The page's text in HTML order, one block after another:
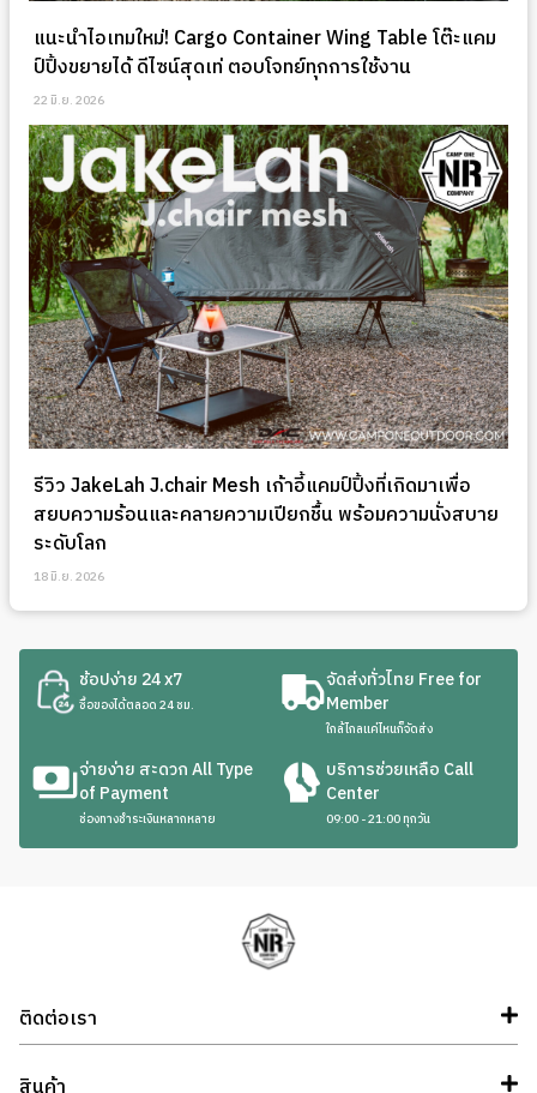
แนะนำไอเทมใหม่! Cargo Container Wing Table โต๊ะแคม
ป์ปิ้งขยายได้ ดีไซน์สุดเท่ ตอบโจทย์ทุกการใช้งาน
22 มิ.ย. 2026
รีวิว JakeLah J.chair Mesh เก้าอี้แคมป์ปิ้งที่เกิดมาเพื่อ
สยบความร้อนและคลายความเปียกชื้น พร้อมความนั่งสบาย
ระดับโลก
18 มิ.ย. 2026
ช้อปง่าย 24 x7
ซื้อของได้ตลอด 24 ชม.
จัดส่งทั่วไทย Free for
Member
ใกล้ไกลแค่ไหนก็จัดส่ง
จ่ายง่าย สะดวก All Type
of Payment
ช่องทางชำระเงินหลากหลาย
บริการช่วยเหลือ Call
Center
09:00 - 21:00 ทุกวัน
ติดต่อเรา